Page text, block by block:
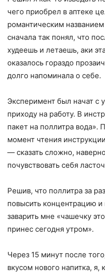
чего приобрел в аптеке
романтическим
сначала так понял, что
худеешь и летаешь, аки
оказалось гораздо
долго напоминала о себе.
Эксперимент был начат с
приходу на работу. В
пакет на поллитра вода».
момент чтения
— сказать сложно,
почувствовать себя
Решив, что поллитра за
повысить концентрацию
заварить мне «чашечку
принес сегодня утром».
Через 15 минут после
вкусом нового напитка, я,